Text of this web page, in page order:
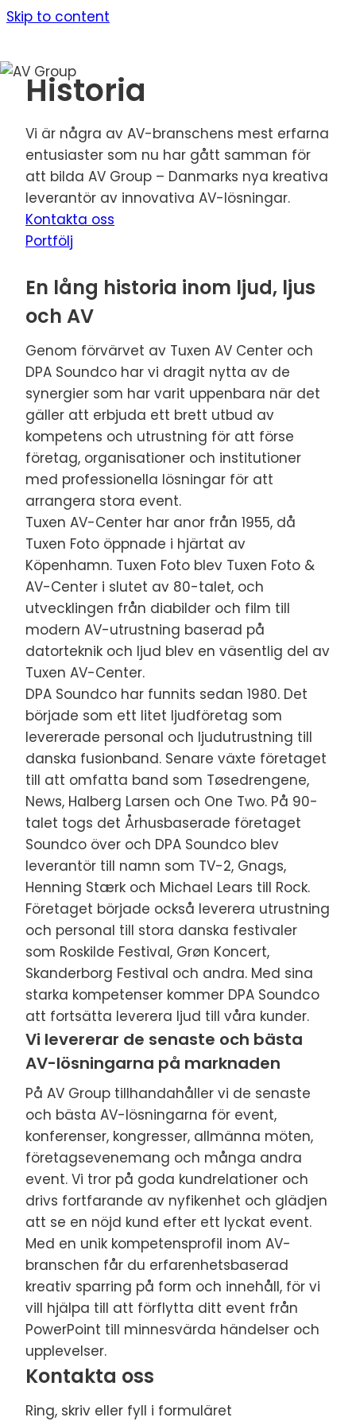
Skip to content
Historia
Vi är några av AV-branschens mest erfarna
entusiaster som nu har gått samman för
att bilda AV Group – Danmarks nya kreativa
leverantör av innovativa AV-lösningar.
Kontakta oss
Portfölj
En lång historia inom ljud, ljus
och AV
Genom förvärvet av Tuxen AV Center och
DPA Soundco har vi dragit nytta av de
synergier som har varit uppenbara när det
gäller att erbjuda ett brett utbud av
kompetens och utrustning för att förse
företag, organisationer och institutioner
med professionella lösningar för att
arrangera stora event.
Tuxen AV-Center har anor från 1955, då
Tuxen Foto öppnade i hjärtat av
Köpenhamn. Tuxen Foto blev Tuxen Foto &
AV-Center i slutet av 80-talet, och
utvecklingen från diabilder och film till
modern AV-utrustning baserad på
datorteknik och ljud blev en väsentlig del av
Tuxen AV-Center.
DPA Soundco har funnits sedan 1980. Det
började som ett litet ljudföretag som
levererade personal och ljudutrustning till
danska fusionband. Senare växte företaget
till att omfatta band som Tøsedrengene,
News, Halberg Larsen och One Two. På 90-
talet togs det Århusbaserade företaget
Soundco över och DPA Soundco blev
leverantör till namn som TV-2, Gnags,
Henning Stærk och Michael Lears till Rock.
Företaget började också leverera utrustning
och personal till stora danska festivaler
som Roskilde Festival, Grøn Koncert,
Skanderborg Festival och andra. Med sina
starka kompetenser kommer DPA Soundco
att fortsätta leverera ljud till våra kunder.
Vi levererar de senaste och bästa
AV-lösningarna på marknaden
På AV Group tillhandahåller vi de senaste
och bästa AV-lösningarna för event,
konferenser, kongresser, allmänna möten,
företagsevenemang och många andra
event. Vi tror på goda kundrelationer och
drivs fortfarande av nyfikenhet och glädjen
att se en nöjd kund efter ett lyckat event.
Med en unik kompetensprofil inom AV-
branschen får du erfarenhetsbaserad
kreativ sparring på form och innehåll, för vi
vill hjälpa till att förflytta ditt event från
PowerPoint till minnesvärda händelser och
upplevelser.
Kontakta oss
Ring, skriv eller fyll i formuläret